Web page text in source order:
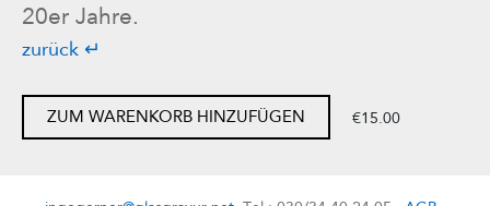
20er Jahre.
zurück ↵
ZUM WARENKORB HINZUFÜGEN €15.00